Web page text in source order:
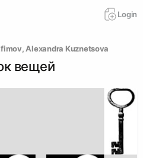
Login
, Alexandra Kuznetsova
вещей